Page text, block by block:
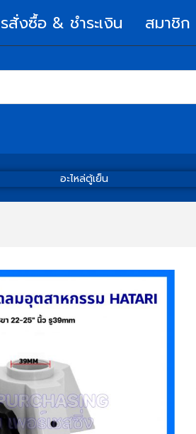
สั่งซื้อ & ชำระเงิน สมาชิก
อะไหล่ตู้เย็น